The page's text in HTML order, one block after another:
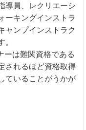
導員、レクリエーシ
ーキングインストラ
ンプインストラク
。
ーは難関資格である
されるほど資格取得
ていることがうかが